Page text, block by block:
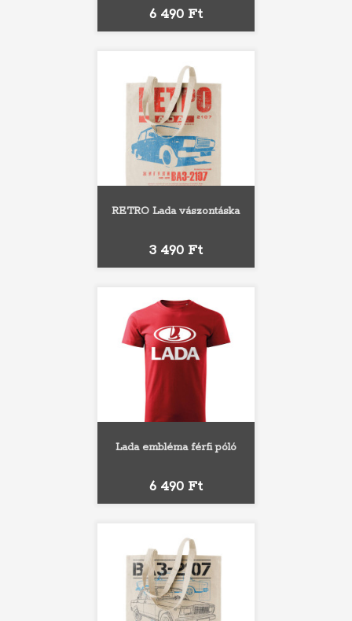
Ár
6 490 Ft
RETRO Lada vászontáska
Ár
3 490 Ft
Lada embléma férfi póló
Ár
6 490 Ft